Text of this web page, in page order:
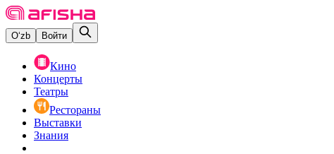
O‘zb Войти
Кино
Концерты
Театры
Рестораны
Выставки
Знания